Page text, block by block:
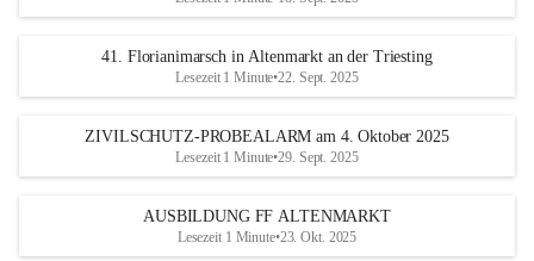
41. Florianimarsch in Altenmarkt an der Triesting
Lesezeit 1 Minute•22. Sept. 2025
ZIVILSCHUTZ-PROBEALARM am 4. Oktober 2025
Lesezeit 1 Minute•29. Sept. 2025
AUSBILDUNG FF ALTENMARKT
Lesezeit 1 Minute•23. Okt. 2025